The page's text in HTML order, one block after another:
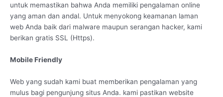
untuk memastikan bahwa Anda memiliki pengalaman online
yang aman dan andal. Untuk menyokong keamanan laman
web Anda baik dari malware maupun serangan hacker, kami
berikan gratis SSL (Https).
Mobile Friendly
Web yang sudah kami buat memberikan pengalaman yang
mulus bagi pengunjung situs Anda. kami pastikan website